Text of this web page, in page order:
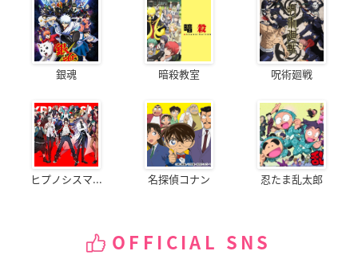
銀魂 暗殺教室 呪術廻戦
ヒプノシスマ... 名探偵コナン 忍たま乱太郎
OFFICIAL SNS